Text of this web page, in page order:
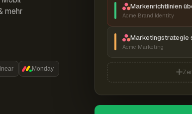
mehr
Monday
Markenrichtlinien
Acme Brand Identity
Marketingstrategie
Acme Marketing